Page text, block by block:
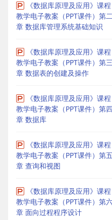
《数据库原理及应用》课程
教学电子教案（PPT课件）第
章 数据库管理系统基础知识
《数据库原理及应用》课程
教学电子教案（PPT课件）第三
章 数据表的创建及操作
《数据库原理及应用》课程
教学电子教案（PPT课件）第四
章 数据库
《数据库原理及应用》课程
教学电子教案（PPT课件）第五
章 查询和视图
《数据库原理及应用》课程
教学电子教案（PPT课件）第
章 面向过程程序设计